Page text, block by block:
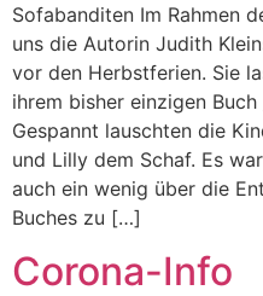
Sofabanditen Im Rahmen
uns die Autorin Judith
vor den Herbstferien. Sie
ihrem bisher einzigen Buch
Gespannt lauschten die
und Lilly dem Schaf. Es
auch ein wenig über die
Buches zu […]
Corona-Info